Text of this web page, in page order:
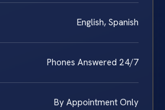
English, Spanish
Phones Answered 24/7
By Appointment Only